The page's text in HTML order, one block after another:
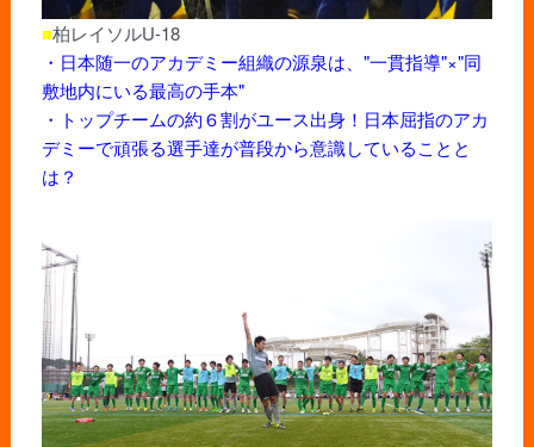
■柏レイソルU-18
・日本随一のアカデミー組織の源泉は、"一貫指導"×"同
敷地内にいる最高の手本"
・トップチームの約６割がユース出身！日本屈指のアカ
デミーで頑張る選手達が普段から意識していることと
は？